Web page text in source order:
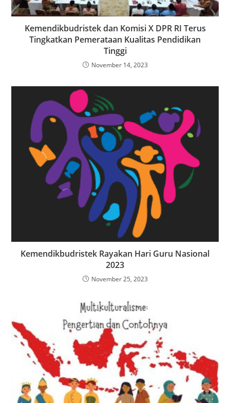
Kemendikbudristek dan Komisi X DPR RI Terus
Tingkatkan Pemerataan Kualitas Pendidikan
Tinggi
November 14, 2023
Kemendikbudristek Rayakan Hari Guru Nasional
2023
November 25, 2023